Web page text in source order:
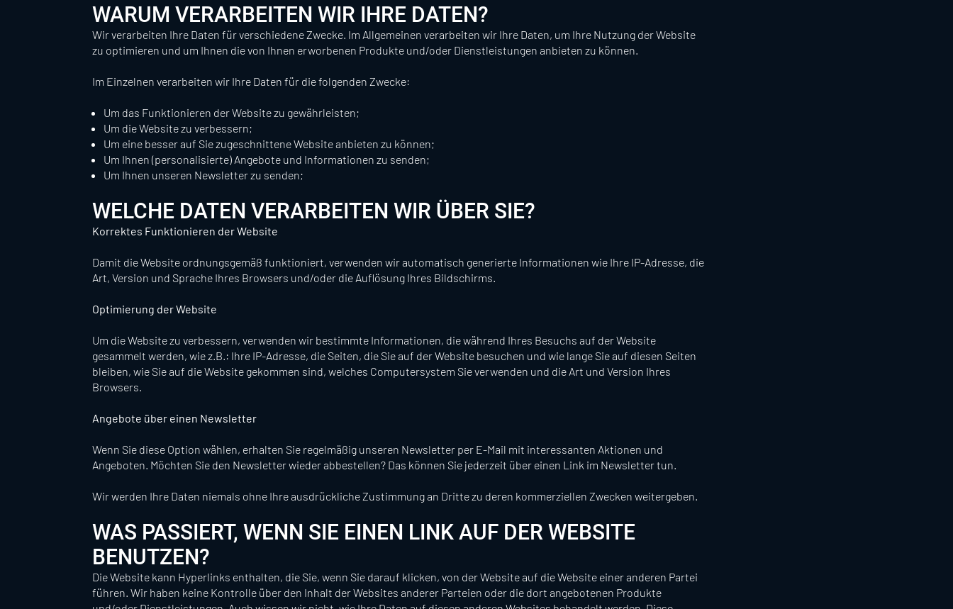
WARUM VERARBEITEN WIR IHRE DATEN?
Wir verarbeiten Ihre Daten für verschiedene Zwecke. Im Allgemeinen verarbeiten wir Ihre Daten, um Ihre Nutzung der Website
zu optimieren und um Ihnen die von Ihnen erworbenen Produkte und/oder Dienstleistungen anbieten zu können.
Im Einzelnen verarbeiten wir Ihre Daten für die folgenden Zwecke:
Um das Funktionieren der Website zu gewährleisten;
Um die Website zu verbessern;
Um eine besser auf Sie zugeschnittene Website anbieten zu können;
Um Ihnen (personalisierte) Angebote und Informationen zu senden;
Um Ihnen unseren Newsletter zu senden;
WELCHE DATEN VERARBEITEN WIR ÜBER SIE?
Korrektes Funktionieren der Website
Damit die Website ordnungsgemäß funktioniert, verwenden wir automatisch generierte Informationen wie Ihre IP-Adresse, die
Art, Version und Sprache Ihres Browsers und/oder die Auflösung Ihres Bildschirms.
Optimierung der Website
Um die Website zu verbessern, verwenden wir bestimmte Informationen, die während Ihres Besuchs auf der Website
gesammelt werden, wie z.B.: Ihre IP-Adresse, die Seiten, die Sie auf der Website besuchen und wie lange Sie auf diesen Seiten
bleiben, wie Sie auf die Website gekommen sind, welches Computersystem Sie verwenden und die Art und Version Ihres
Browsers.
Angebote über einen Newsletter
Wenn Sie diese Option wählen, erhalten Sie regelmäßig unseren Newsletter per E-Mail mit interessanten Aktionen und
Angeboten. Möchten Sie den Newsletter wieder abbestellen? Das können Sie jederzeit über einen Link im Newsletter tun.
Wir werden Ihre Daten niemals ohne Ihre ausdrückliche Zustimmung an Dritte zu deren kommerziellen Zwecken weitergeben.
WAS PASSIERT, WENN SIE EINEN LINK AUF DER WEBSITE
BENUTZEN?
Die Website kann Hyperlinks enthalten, die Sie, wenn Sie darauf klicken, von der Website auf die Website einer anderen Partei
führen. Wir haben keine Kontrolle über den Inhalt der Websites anderer Parteien oder die dort angebotenen Produkte